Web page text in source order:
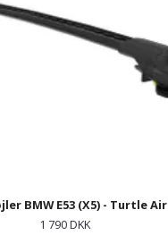
BMW E53 (X5) - Turtle Air
1 790 DKK